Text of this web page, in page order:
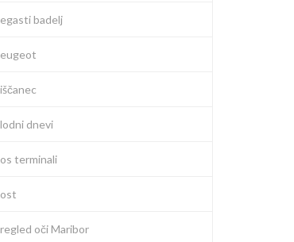
badelj
dnevi
terminali
oči Maribor